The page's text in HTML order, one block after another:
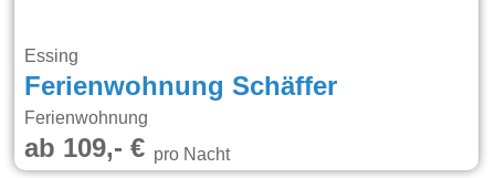
Essing
Ferienwohnung Schäffer
Ferienwohnung
ab 109,- €pro Nacht